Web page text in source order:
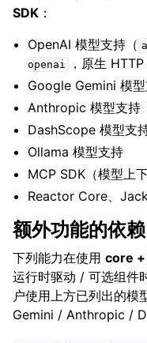
SDK ：
OpenAI 模型支持（
openai
，原生
Google Gemini 模型
Anthropic 模型支持
DashScope 模型支
Ollama 模型支持
MCP SDK（模型上下
Reactor Core、
额外功能的依赖
下列能力在使用 core +
运行时驱动 / 可选组件
户使用上方已列出的模
Gemini / Anthropic /